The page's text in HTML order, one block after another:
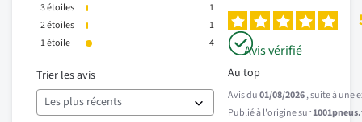
3étoiles
1
2étoiles
1
1étoile 4
Trier les avis
Avis vérifié
Au top
Avis du01/08/2026, suite à une
Publié à l'origine sur